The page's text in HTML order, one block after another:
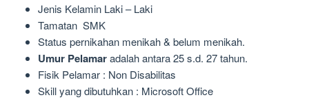
Jenis Kelamin Laki – Laki
Tamatan SMK
Status pernikahan menikah & belum menikah.
Umur Pelamaradalah antara 25 s.d. 27 tahun.
Fisik Pelamar : Non Disabilitas
Skill yang dibutuhkan : Microsoft Office